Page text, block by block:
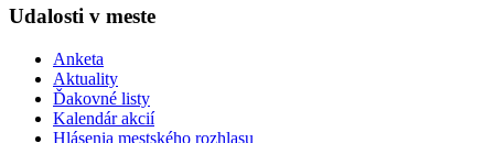
Udalosti v meste
Anketa
Aktuality
Ďakovné listy
Kalendár akcií
Hlásenia mestského rozhlasu